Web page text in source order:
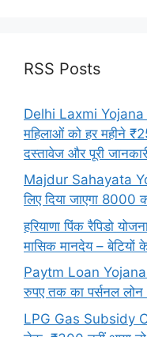
RSS Posts
Delhi Laxmi
महिलाओं को हर महीने
दस्तावेज और पूरी
Majdur Sahayata
लिए दिया जाएगा 8000
हरियाणा पिंक रैपिडो
मासिक मानदेय – बेटियों
Paytm Loan
रुपए तक का पर्सनल
LPG Gas Subsidy